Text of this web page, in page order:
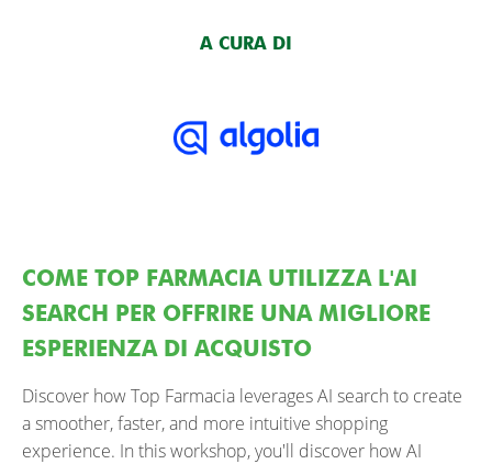
A CURA DI
COME TOP FARMACIA UTILIZZA L'AI
SEARCH PER OFFRIRE UNA MIGLIORE
ESPERIENZA DI ACQUISTO
Discover how Top Farmacia leverages AI search to create
a smoother, faster, and more intuitive shopping
experience. In this workshop, you'll discover how AI